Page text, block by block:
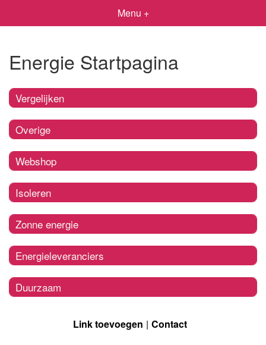
Menu +
Energie Startpagina
Vergelijken
Overige
Webshop
Isoleren
Zonne energie
Energieleveranciers
Duurzaam
Link toevoegen Contact